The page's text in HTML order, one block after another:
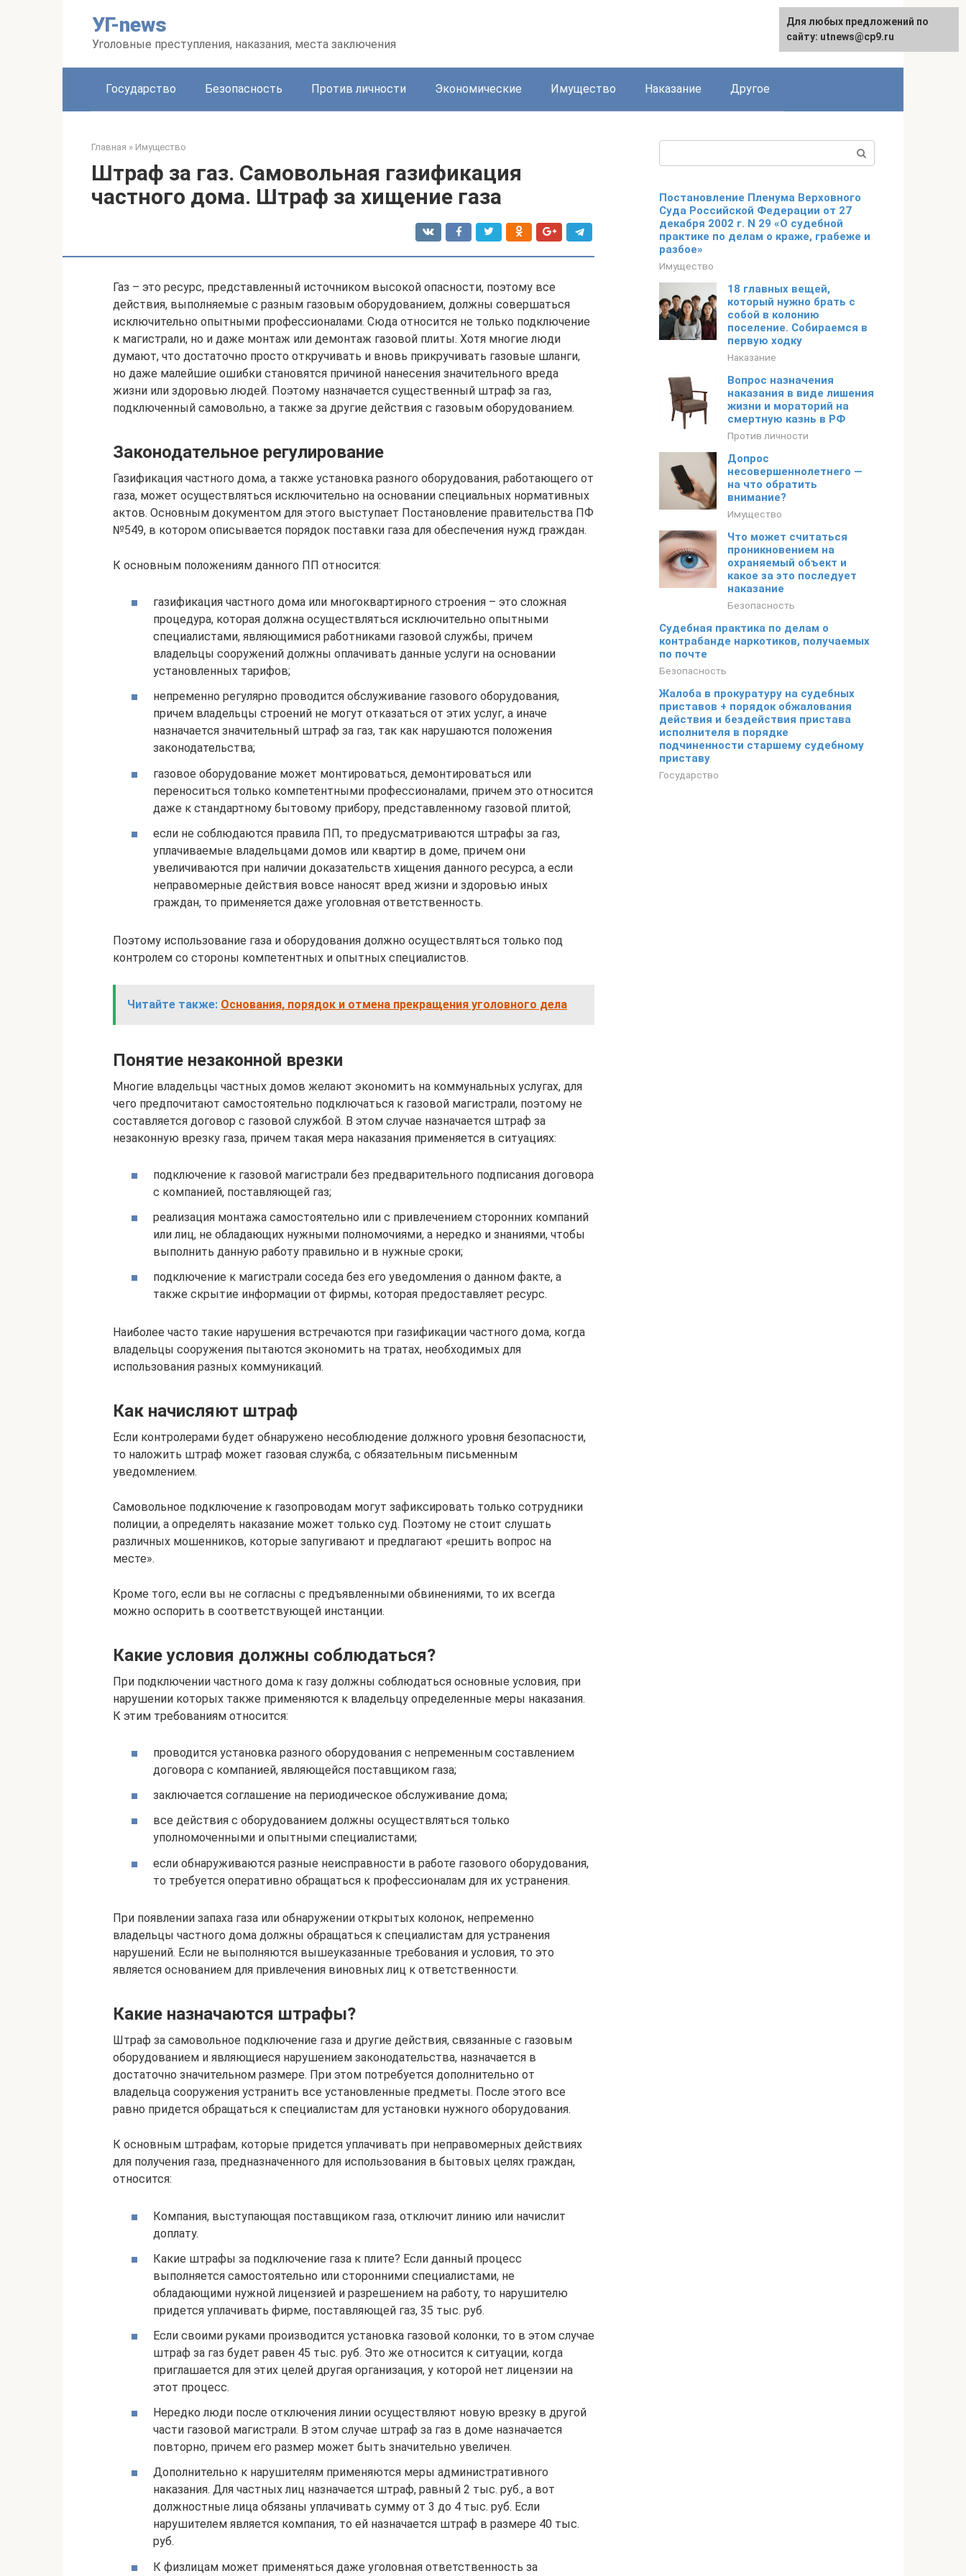
УГ-news
Уголовные преступления, наказания, места заключения
Государство Безопасность Против личности Экономические Имущество Наказание Другое
Главная » Имущество
Штраф за газ. Самовольная газификация
частного дома. Штраф за хищение газа
Газ – это ресурс, представленный источником высокой опасности, поэтому все
действия, выполняемые с разным газовым оборудованием, должны совершаться
исключительно опытными профессионалами. Сюда относится не только подключение
к магистрали, но и даже монтаж или демонтаж газовой плиты. Хотя многие люди
думают, что достаточно просто откручивать и вновь прикручивать газовые шланги,
но даже малейшие ошибки становятся причиной нанесения значительного вреда
жизни или здоровью людей. Поэтому назначается существенный штраф за газ,
подключенный самовольно, а также за другие действия с газовым оборудованием.
Законодательное регулирование
Газификация частного дома, а также установка разного оборудования, работающего от
газа, может осуществляться исключительно на основании специальных нормативных
актов. Основным документом для этого выступает Постановление правительства ПФ
№549, в котором описывается порядок поставки газа для обеспечения нужд граждан.
К основным положениям данного ПП относится:
газификация частного дома или многоквартирного строения – это сложная
процедура, которая должна осуществляться исключительно опытными
специалистами, являющимися работниками газовой службы, причем
владельцы сооружений должны оплачивать данные услуги на основании
установленных тарифов;
непременно регулярно проводится обслуживание газового оборудования,
причем владельцы строений не могут отказаться от этих услуг, а иначе
назначается значительный штраф за газ, так как нарушаются положения
законодательства;
газовое оборудование может монтироваться, демонтироваться или
переноситься только компетентными профессионалами, причем это относится
даже к стандартному бытовому прибору, представленному газовой плитой;
если не соблюдаются правила ПП, то предусматриваются штрафы за газ,
уплачиваемые владельцами домов или квартир в доме, причем они
увеличиваются при наличии доказательств хищения данного ресурса, а если
неправомерные действия вовсе наносят вред жизни и здоровью иных
граждан, то применяется даже уголовная ответственность.
Поэтому использование газа и оборудования должно осуществляться только под
контролем со стороны компетентных и опытных специалистов.
Читайте также: Основания, порядок и отмена прекращения уголовного дела
Понятие незаконной врезки
Многие владельцы частных домов желают экономить на коммунальных услугах, для
чего предпочитают самостоятельно подключаться к газовой магистрали, поэтому не
составляется договор с газовой службой. В этом случае назначается штраф за
незаконную врезку газа, причем такая мера наказания применяется в ситуациях:
подключение к газовой магистрали без предварительного подписания договора
с компанией, поставляющей газ;
реализация монтажа самостоятельно или с привлечением сторонних компаний
или лиц, не обладающих нужными полномочиями, а нередко и знаниями, чтобы
выполнить данную работу правильно и в нужные сроки;
подключение к магистрали соседа без его уведомления о данном факте, а
также скрытие информации от фирмы, которая предоставляет ресурс.
Наиболее часто такие нарушения встречаются при газификации частного дома, когда
владельцы сооружения пытаются экономить на тратах, необходимых для
использования разных коммуникаций.
Как начисляют штраф
Если контролерами будет обнаружено несоблюдение должного уровня безопасности,
то наложить штраф может газовая служба, с обязательным письменным
уведомлением.
Самовольное подключение к газопроводам могут зафиксировать только сотрудники
полиции, а определять наказание может только суд. Поэтому не стоит слушать
различных мошенников, которые запугивают и предлагают «решить вопрос на
месте».
Кроме того, если вы не согласны с предъявленными обвинениями, то их всегда
можно оспорить в соответствующей инстанции.
Какие условия должны соблюдаться?
При подключении частного дома к газу должны соблюдаться основные условия, при
нарушении которых также применяются к владельцу определенные меры наказания.
К этим требованиям относится:
проводится установка разного оборудования с непременным составлением
договора с компанией, являющейся поставщиком газа;
заключается соглашение на периодическое обслуживание дома;
все действия с оборудованием должны осуществляться только
уполномоченными и опытными специалистами;
если обнаруживаются разные неисправности в работе газового оборудования,
то требуется оперативно обращаться к профессионалам для их устранения.
При появлении запаха газа или обнаружении открытых колонок, непременно
владельцы частного дома должны обращаться к специалистам для устранения
нарушений. Если не выполняются вышеуказанные требования и условия, то это
является основанием для привлечения виновных лиц к ответственности.
Какие назначаются штрафы?
Штраф за самовольное подключение газа и другие действия, связанные с газовым
оборудованием и являющиеся нарушением законодательства, назначается в
достаточно значительном размере. При этом потребуется дополнительно от
владельца сооружения устранить все установленные предметы. После этого все
равно придется обращаться к специалистам для установки нужного оборудования.
К основным штрафам, которые придется уплачивать при неправомерных действиях
для получения газа, предназначенного для использования в бытовых целях граждан,
относится:
Компания, выступающая поставщиком газа, отключит линию или начислит
доплату.
Какие штрафы за подключение газа к плите? Если данный процесс
выполняется самостоятельно или сторонними специалистами, не
обладающими нужной лицензией и разрешением на работу, то нарушителю
придется уплачивать фирме, поставляющей газ, 35 тыс. руб.
Если своими руками производится установка газовой колонки, то в этом случае
штраф за газ будет равен 45 тыс. руб. Это же относится к ситуации, когда
приглашается для этих целей другая организация, у которой нет лицензии на
этот процесс.
Нередко люди после отключения линии осуществляют новую врезку в другой
части газовой магистрали. В этом случае штраф за газ в доме назначается
повторно, причем его размер может быть значительно увеличен.
Дополнительно к нарушителям применяются меры административного
наказания. Для частных лиц назначается штраф, равный 2 тыс. руб., а вот
должностные лица обязаны уплачивать сумму от 3 до 4 тыс. руб. Если
нарушителем является компания, то ей назначается штраф в размере 40 тыс.
руб.
К физлицам может применяться даже уголовная ответственность за
Постановление Пленума Верховного
Суда Российской Федерации от 27
декабря 2002 г. N 29 «О судебной
практике по делам о краже, грабеже и
разбое»
Имущество
18 главных вещей,
который нужно брать с
собой в колонию
поселение. Собираемся в
первую ходку
Наказание
Вопрос назначения
наказания в виде лишения
жизни и мораторий на
смертную казнь в РФ
Против личности
Допрос
несовершеннолетнего —
на что обратить
внимание?
Имущество
Что может считаться
проникновением на
охраняемый объект и
какое за это последует
наказание
Безопасность
Судебная практика по делам о
контрабанде наркотиков, получаемых
по почте
Безопасность
Жалоба в прокуратуру на судебных
приставов + порядок обжалования
действия и бездействия пристава
исполнителя в порядке
подчиненности старшему судебному
приставу
Государство
Для любых предложений по
сайту: utnews@cp9.ru